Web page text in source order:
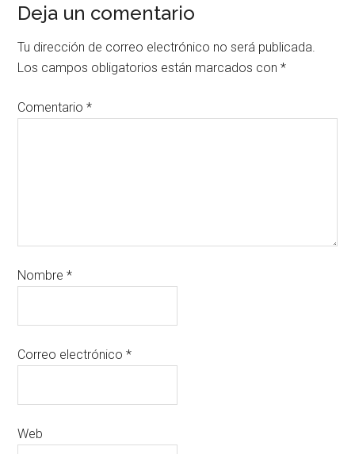
Deja un comentario
Tu dirección de correo electrónico no será publicada.
Los campos obligatorios están marcados con*
Comentario*
Nombre*
Correo electrónico*
Web